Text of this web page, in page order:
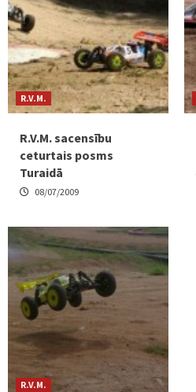
R.V.M.
R.V.M. sacensību
ceturtais posms
Turaidā
08/07/2009
R.V.M.